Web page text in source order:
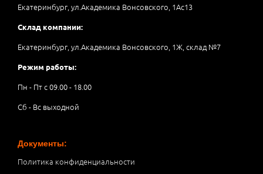
Екатеринбург, ул.Академика Вонсовского, 1Аc13
Склад компании:
Екатеринбург, ул.Академика Вонсовского, 1Ж, склад №7
Режим работы:
Пн - Пт с 09.00 - 18.00
Сб - Вс выходной
Документы:
Политика конфиденциальности